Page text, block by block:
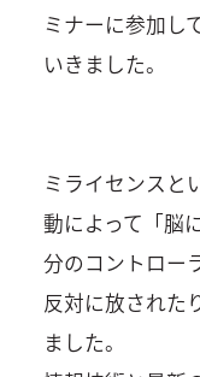
ミナーに参加し
いきました。
ミライセンスと
動によって「脳
分のコントロー
反対に放された
ました。